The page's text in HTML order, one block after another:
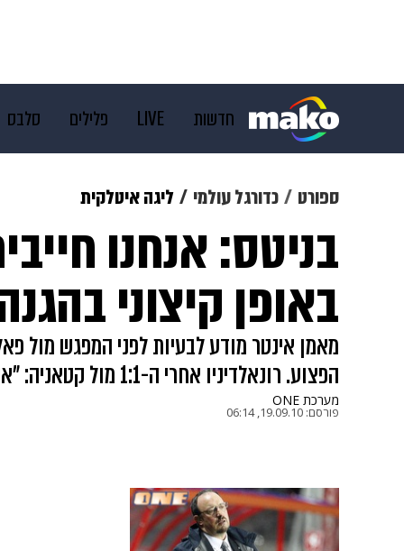
חדשות LIVE פלילים סלבס
צבא וביטחון makoZ
ויוה משפט תשעה חודשים
ספורט כדורגל עולמי ליגה איטלקית
בניטס: אנחנו
באופן קיצוני
הפצוע. רונאלדיניו אחרי ה-1:1 מול קטאניה: "אנחנו עם ראש מורם"
מערכת ONE
פורסם: 19.09.10, 06:14